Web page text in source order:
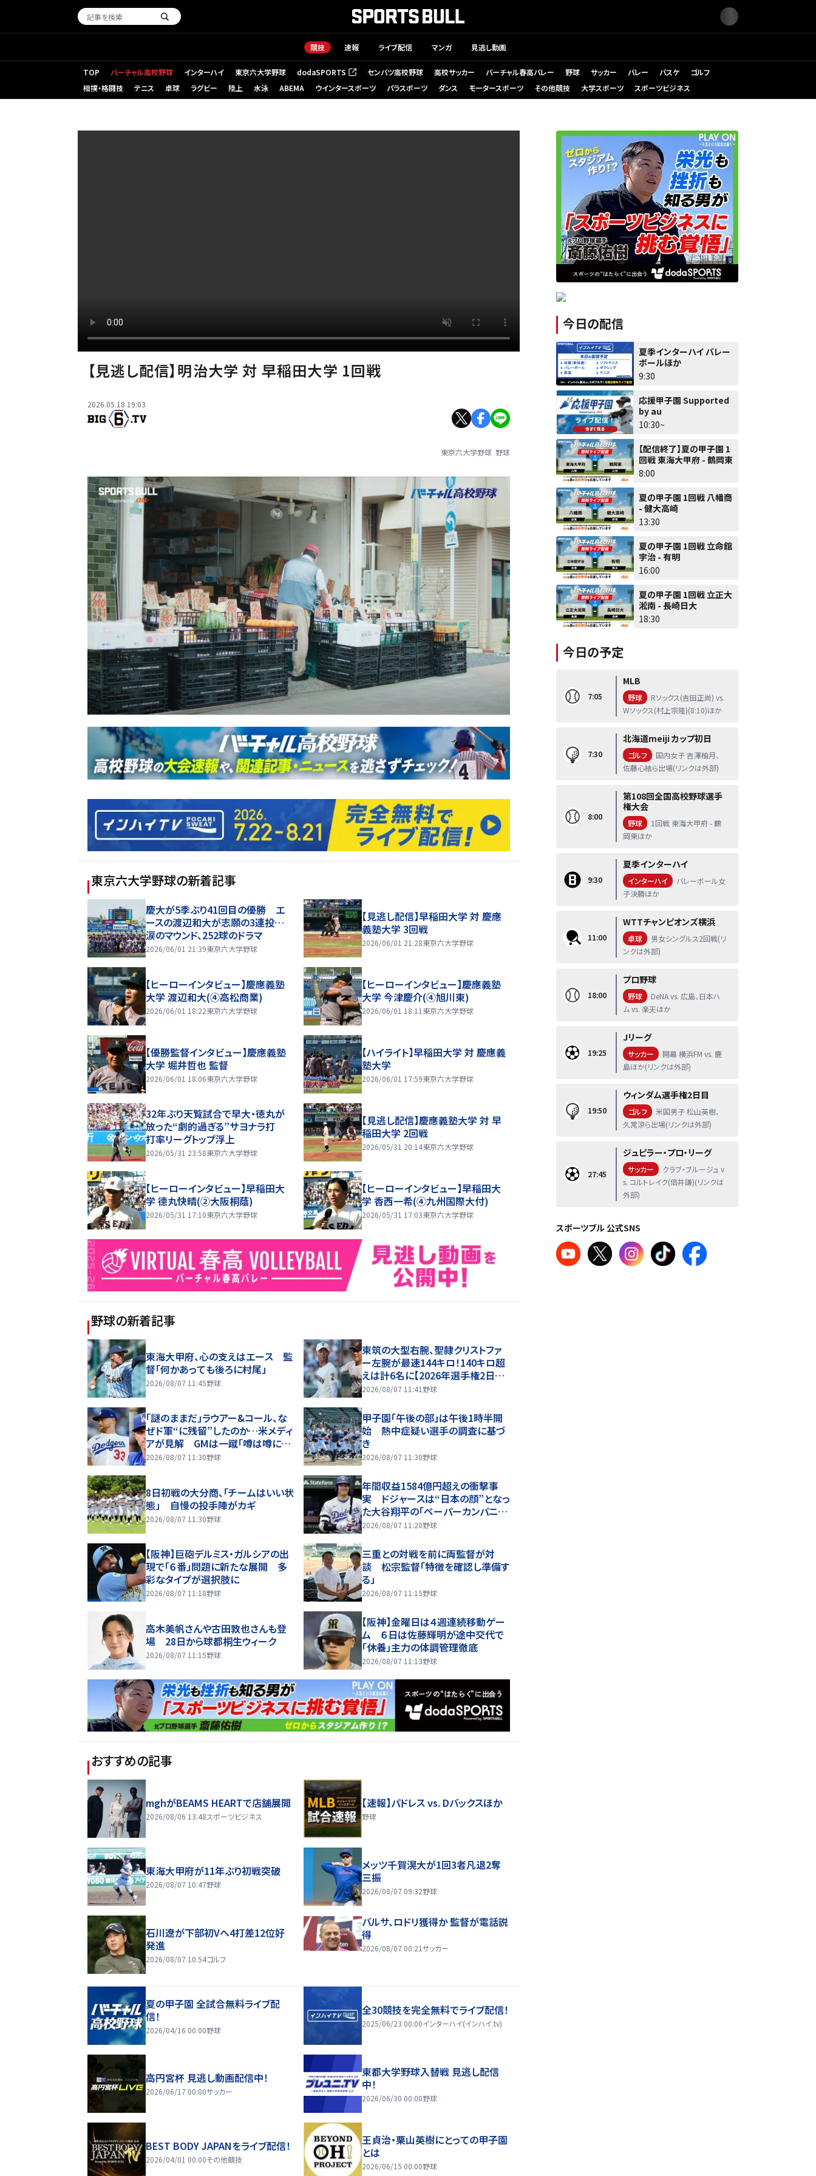
競技 速報 ライブ配信 マンガ 見逃し動画
TOP バーチャル高校野球 インターハイ 東京六大学野球 dodaSPORTS
（新しいタブで開く） センバツ高校野球 高校サッカー バーチャル春高バレー 野球 サッカー バレー バスケ
ゴルフ
相撲・格闘技
テニス 卓球 ラグビー 陸上 水泳 ABEMA ウインタースポーツ パラスポーツ ダンス モータースポーツ その他競技 大学スポーツ スポーツビジネス
【見逃し配信】明治大学 対 早稲田大学 1回戦
2026.05.18 19:03
東京六大学野球 野球
東京六大学野球の新着記事
慶大が5季ぶり41回目の優勝 エ
ースの渡辺和大が志願の3連投…
涙のマウンド、252球のドラマ
2026/06/01 21:39東京六大学野球
【見逃し配信】早稲田大学 対 慶應
義塾大学 3回戦
2026/06/01 21:28東京六大学野球
【ヒーローインタビュー】慶應義塾
大学 渡辺和大(④高松商業)
2026/06/01 18:22東京六大学野球
【ヒーローインタビュー】慶應義塾
大学 今津慶介(④旭川東)
2026/06/01 18:11 東京六大学野球
【優勝監督インタビュー】慶應義塾
大学 堀井哲也 監督
2026/06/01 18:06東京六大学野球
【ハイライト】早稲田大学 対 慶應義
塾大学
2026/06/01 17:59東京六大学野球
32年ぶり天覧試合で早大・徳丸が
放った“劇的過ぎる”サヨナラ打
打率リーグトップ浮上
2026/05/31 23:58東京六大学野球
【見逃し配信】慶應義塾大学 対 早
稲田大学 2回戦
2026/05/31 20:14東京六大学野球
【ヒーローインタビュー】早稲田大
学 德丸快晴(②大阪桐蔭)
2026/05/31 17:10東京六大学野球
【ヒーローインタビュー】早稲田大
学 香西一希(④九州国際大付)
2026/05/31 17:03東京六大学野球
野球の新着記事
東海大甲府、心の支えはエース 監
督「何かあっても後ろに村尾」
2026/08/07 11:45野球
東筑の大型右腕、聖隷クリストファ
ー左腕が最速144キロ！140キロ超
えは計6名に【2026年選手権2日目・
球速一覧】
2026/08/07 11:41 野球
「謎のままだ」ラウアー&コール、な
ぜド軍“に残留”したのか…米メディ
アが見解 GMは一蹴「噂は噂に過
ぎない」
2026/08/07 11:30野球
甲子園「午後の部」は午後1時半開
始 熱中症疑い選手の調査に基づ
き
2026/08/07 11:30野球
8日初戦の大分商、「チームはいい状
態」 自慢の投手陣がカギ
2026/08/07 11:30野球
年間収益1584億円超えの衝撃事
実 ドジャースは“日本の顔”となっ
た大谷翔平の「ペーパーカンパニ
ー」 米記者が指摘した異次元の
2026/08/07 11:20野球
【阪神】巨砲デルミス・ガルシアの出
現で「６番」問題に新たな展開 多
彩なタイプが選択肢に
2026/08/07 11:18野球
三重との対戦を前に両監督が対
談 松宗監督「特徴を確認し準備す
る」
2026/08/07 11:15野球
高木美帆さんや古田敦也さんも登
場 28日から球都桐生ウィーク
2026/08/07 11:15野球
【阪神】金曜日は４週連続移動ゲー
ム ６日は佐藤輝明が途中交代で
「休養」主力の体調管理徹底
2026/08/07 11:13野球
おすすめの記事
mghがBEAMS HEARTで店舗展開
2026/08/06 13:48スポーツビジネス
【速報】パドレス vs. Dバックスほか
野球
東海大甲府が11年ぶり初戦突破
2026/08/07 10:47野球
メッツ千賀滉大が1回3者凡退2奪
三振
2026/08/07 09:32野球
石川遼が下部初Vへ4打差12位好
発進
2026/08/07 10:54ゴルフ
バルサ、ロドリ獲得か 監督が電話説
得
2026/08/07 00:21サッカー
夏の甲子園 全試合無料ライブ配
信！
2026/04/16 00:00野球
全30競技を完全無料でライブ配信！
2025/06/23 00:00インターハイ(インハイ.tv)
高円宮杯 見逃し動画配信中！
2026/06/17 00:00サッカー
東都大学野球入替戦 見逃し配信
中！
2026/06/30 00:00野球
BEST BODY JAPANをライブ配信！
2026/04/01 00:00その他競技
王貞治・栗山英樹にとっての甲子園
とは
2026/06/15 00:00野球
今日の配信
夏季インターハイ バレー
ボールほか
9:30
応援甲子園 Supported
by au
10:30~
【配信終了】夏の甲子園 1
回戦 東海大甲府 - 鶴岡東
8:00
夏の甲子園 1回戦 八幡商
- 健大高崎
13:30
夏の甲子園 1回戦 立命館
宇治 - 有明
16:00
夏の甲子園 1回戦 立正大
淞南 - 長崎日大
18:30
今日の予定
7:05
MLB
野球
Rソックス(吉田正尚) vs.
Wソックス(村上宗隆)(8:10)ほか
7:30
北海道meiji カップ初日
ゴルフ
国内女子 吉澤柚月、
佐藤心結ら出場(リンクは外部)
8:00
第108回全国高校野球選手
権大会
野球
1回戦 東海大甲府 - 鶴
岡東ほか
9:30
夏季インターハイ
インターハイ
バレーボール女
子決勝ほか
11:00
WTTチャンピオンズ横浜
卓球
男女シングルス2回戦(リ
ンクは外部)
18:00
プロ野球
野球
DeNA vs. 広島、日本ハ
ム vs. 楽天ほか
19:25
Jリーグ
サッカー
開幕 横浜FM vs. 鹿
島ほか(リンクは外部)
19:50
ウィンダム選手権2日目
ゴルフ
米国男子 松山英樹、
久常涼ら出場(リンクは外部)
27:45
ジュピラー・プロ・リーグ
サッカー
クラブ・ブルージュ v
s. コルトレイク(倍井謙)(リンクは
外部)
スポーツブル 公式SNS